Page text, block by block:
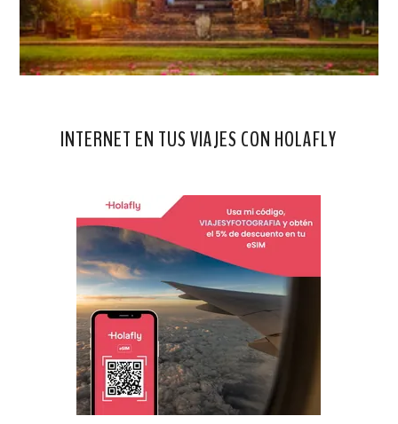
INTERNET EN TUS VIAJES CON HOLAFLY